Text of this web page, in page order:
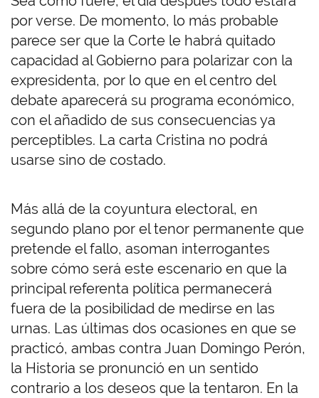
por verse. De momento, lo más probable
parece ser que la Corte le habrá quitado
capacidad al Gobierno para polarizar con la
expresidenta, por lo que en el centro del
debate aparecerá su programa económico,
con el añadido de sus consecuencias ya
perceptibles. La carta Cristina no podrá
usarse sino de costado.
Más allá de la coyuntura electoral, en
segundo plano por el tenor permanente que
pretende el fallo, asoman interrogantes
sobre cómo será este escenario en que la
principal referenta política permanecerá
fuera de la posibilidad de medirse en las
urnas. Las últimas dos ocasiones en que se
practicó, ambas contra Juan Domingo Perón,
la Historia se pronunció en un sentido
contrario a los deseos que la tentaron. En la